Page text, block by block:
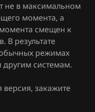
не в максимальном
момента, а
смещен к
В результате
режимах
другим системам.
закажите